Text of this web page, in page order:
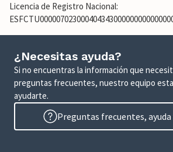
Licencia de Registro Nacional:
¿Necesitas ayuda?
Si no encuentras la información que
preguntas frecuentes, nuestro equipo
ayudarte.
Preguntas frecuentes, ayuda